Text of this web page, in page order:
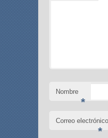
Nombre
*
Correo electrónico
*